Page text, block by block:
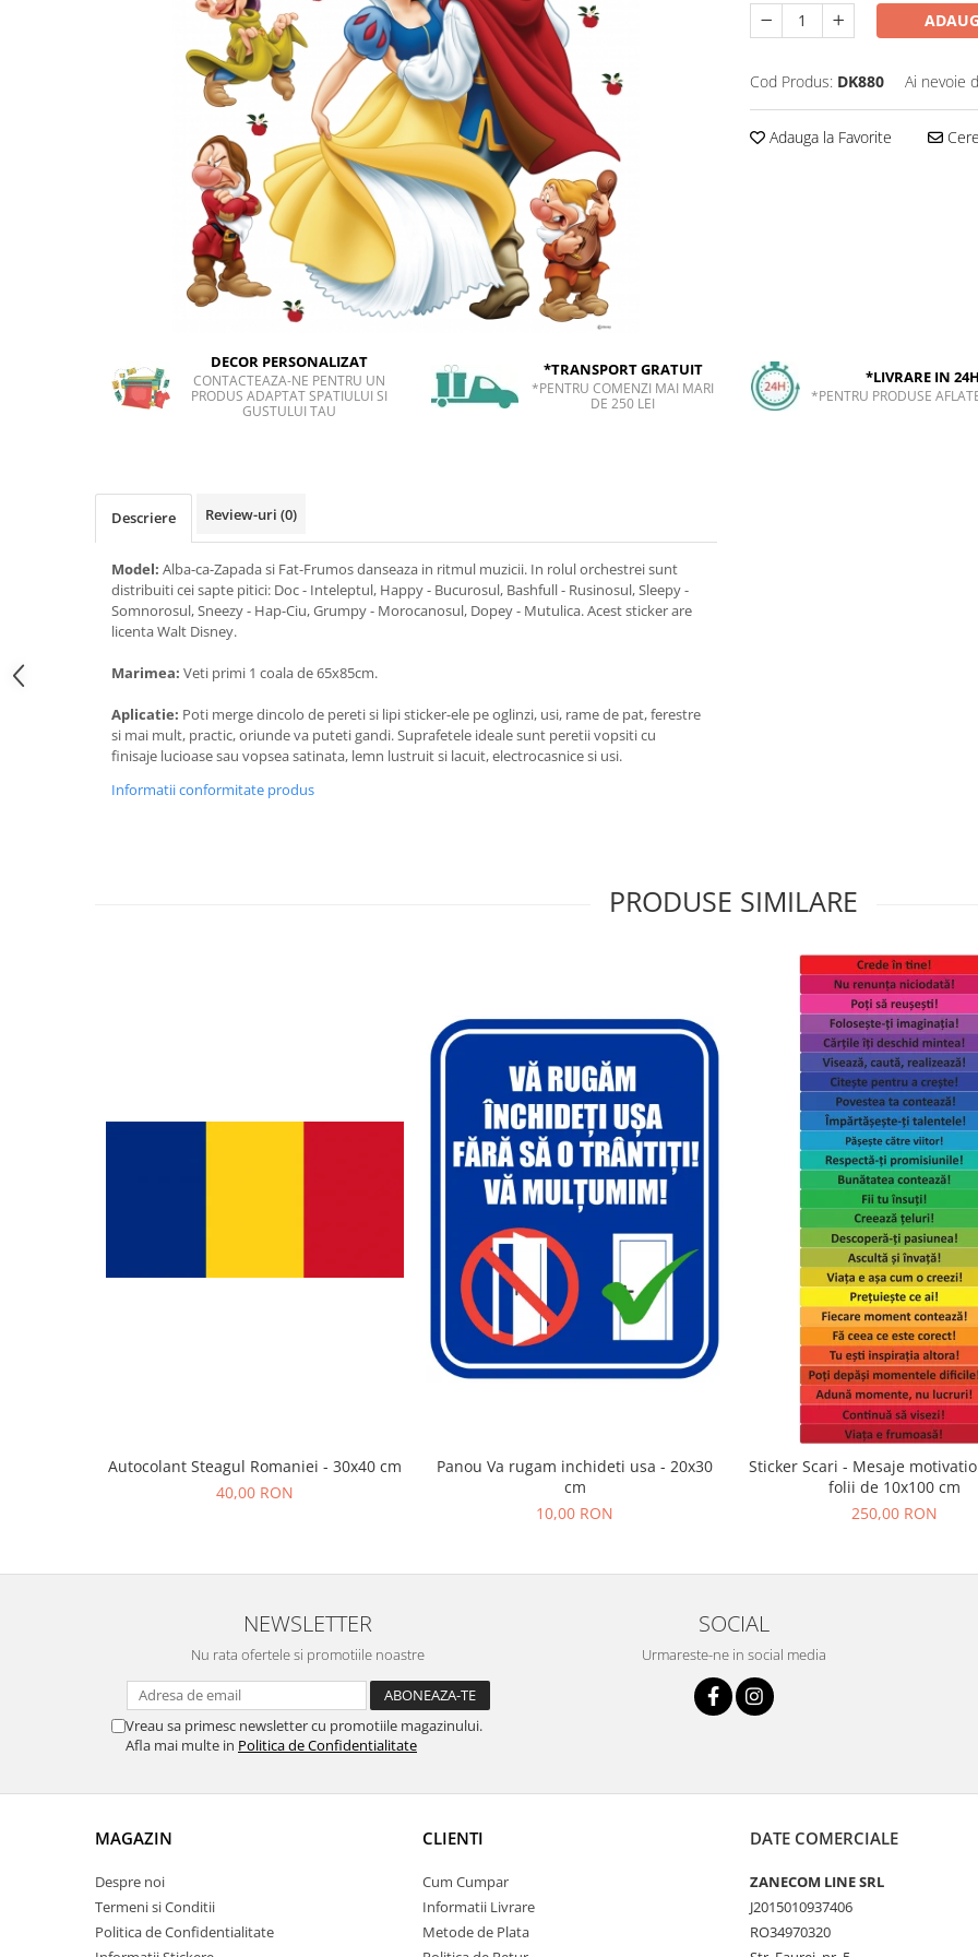
Stickere Perete Pentru Camera De
Cod Produs: DK880 Ai nevoie
Adauga la Favorite
DECOR PERSONALIZAT
CONTACTEAZA-NE PENTRU UN
PRODUS ADAPTAT SPATIULUI SI
GUSTULUI TAU
*TRANSPORT GRATUIT
*PENTRU COMENZI MAI MARI
DE 250 LEI
*LIVRARE IN 24H
*PENTRU PRODUSE
Descriere Review-uri (0)
Model: Alba-ca-Zapada si Fat-Frumos danseaza in ritmul muzicii. In rolul orchestrei sunt
distribuiti cei sapte pitici: Doc - Inteleptul, Happy - Bucurosul, Bashfull - Rusinosul, Sleepy -
Somnorosul, Sneezy - Hap-Ciu, Grumpy - Morocanosul, Dopey - Mutulica. Acest sticker are
licenta Walt Disney.
Marimea: Veti primi 1 coala de 65x85cm.
Aplicatie: Poti merge dincolo de pereti si lipi sticker-ele pe oglinzi, usi, rame de pat, ferestre
si mai mult, practic, oriunde va puteti gandi. Suprafetele ideale sunt peretii vopsiti cu
finisaje lucioase sau vopsea satinata, lemn lustruit si lacuit, electrocasnice si usi.
Informatii conformitate produs
PRODUSE SIMILARE
Autocolant Steagul Romaniei - 30x40 cm
40,00 RON
Panou Va rugam inchideti usa - 20x30
cm
10,00 RON
Sticker Scari - Mesaje
folii de 10x100 cm
250,00 RON
NEWSLETTER
Nu rata ofertele si promotiile noastre
Vreau sa primesc newsletter cu promotiile magazinului.
Afla mai multe in Politica de Confidentialitate
SOCIAL
Urmareste-ne in social media
MAGAZIN
Despre noi
Termeni si Conditii
Politica de Confidentialitate
CLIENTI
Cum Cumpar
Informatii Livrare
Metode de Plata
DATE COMERCIALE
ZANECOM LINE SRL
J2015010937406
RO34970320